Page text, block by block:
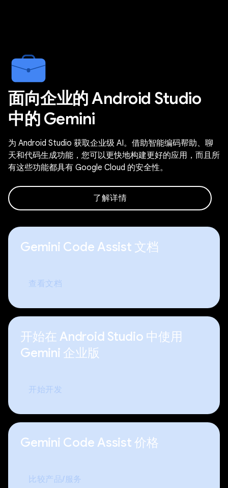
面向企业的 Android Studio
中的 Gemini
为 Android Studio 获取企业级 AI。借助智能编码帮助、聊
天和代码生成功能，您可以更快地构建更好的应用，而且所
有这些功能都具有 Google Cloud 的安全性。
了解详情
Gemini Code Assist 文档
查看文档
开始在 Android Studio 中使用
Gemini 企业版
开始开发
Gemini Code Assist 价格
比较产品/服务